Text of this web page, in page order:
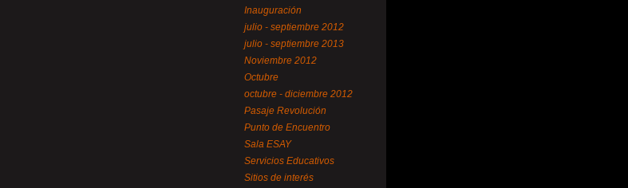
Inauguración
julio - septiembre 2012
julio - septiembre 2013
Noviembre 2012
Octubre
octubre - diciembre 2012
Pasaje Revolución
Punto de Encuentro
Sala ESAY
Servicios Educativos
Sitios de interés